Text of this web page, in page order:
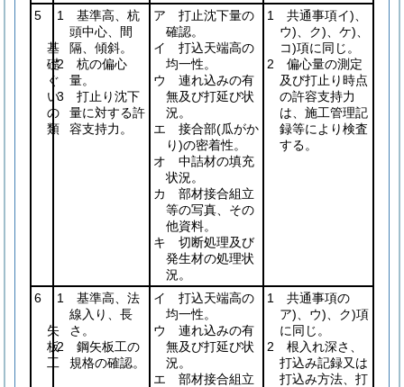
5
基
礎
ぐ
い
の
類
1 基準高、杭
頭中心、間
隔、傾斜。
2 杭の偏心
量。
3 打止り沈下
量に対する許
容支持力。
ア 打止沈下量の
確認。
イ 打込天端高の
均一性。
ウ 連れ込みの有
無及び打延び状
況。
エ 接合部(瓜がか
り)の密着性。
オ 中詰材の填充
状況。
カ 部材接合組立
等の写真、その
他資料。
キ 切断処理及び
発生材の処理状
況。
1 共通事項イ)、
ウ)、ク)、ケ)、
コ)項に同じ。
2 偏心量の測定
及び打止り時点
の許容支持力
は、施工管理記
録等により検査
する。
6
矢
板
工
1 基準高、法
線入り、長
さ。
2 鋼矢板工の
規格の確認。
イ 打込天端高の
均一性。
ウ 連れ込みの有
無及び打延び状
況。
エ 部材接合組立
1 共通事項の
ア)、ウ)、ク)項
に同じ。
2 根入れ深さ、
打込み記録又は
打込み方法、打